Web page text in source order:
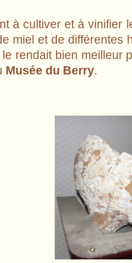
à cultiver et à vinifier
miel et de différentes
rendait bien meilleur
Musée du Berry.